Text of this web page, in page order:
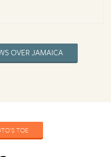
OVER JAMAICA
TOE